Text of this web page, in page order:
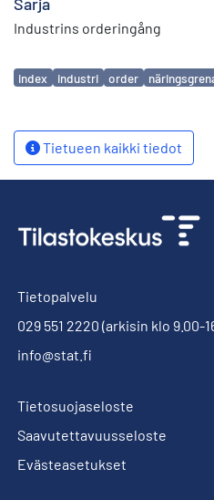
Sarja
Industrins orderingång
Avainsanat
index industri order
Tietueen kaikki tiedot
Tietopalvelu
029 551 2220 (arkisin klo 9.00-
info@stat.fi
Tietosuojaseloste
Saavutettavuusseloste
Evästeasetukset